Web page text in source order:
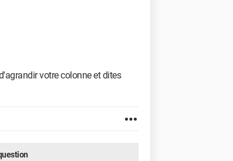
votre colonne et dites